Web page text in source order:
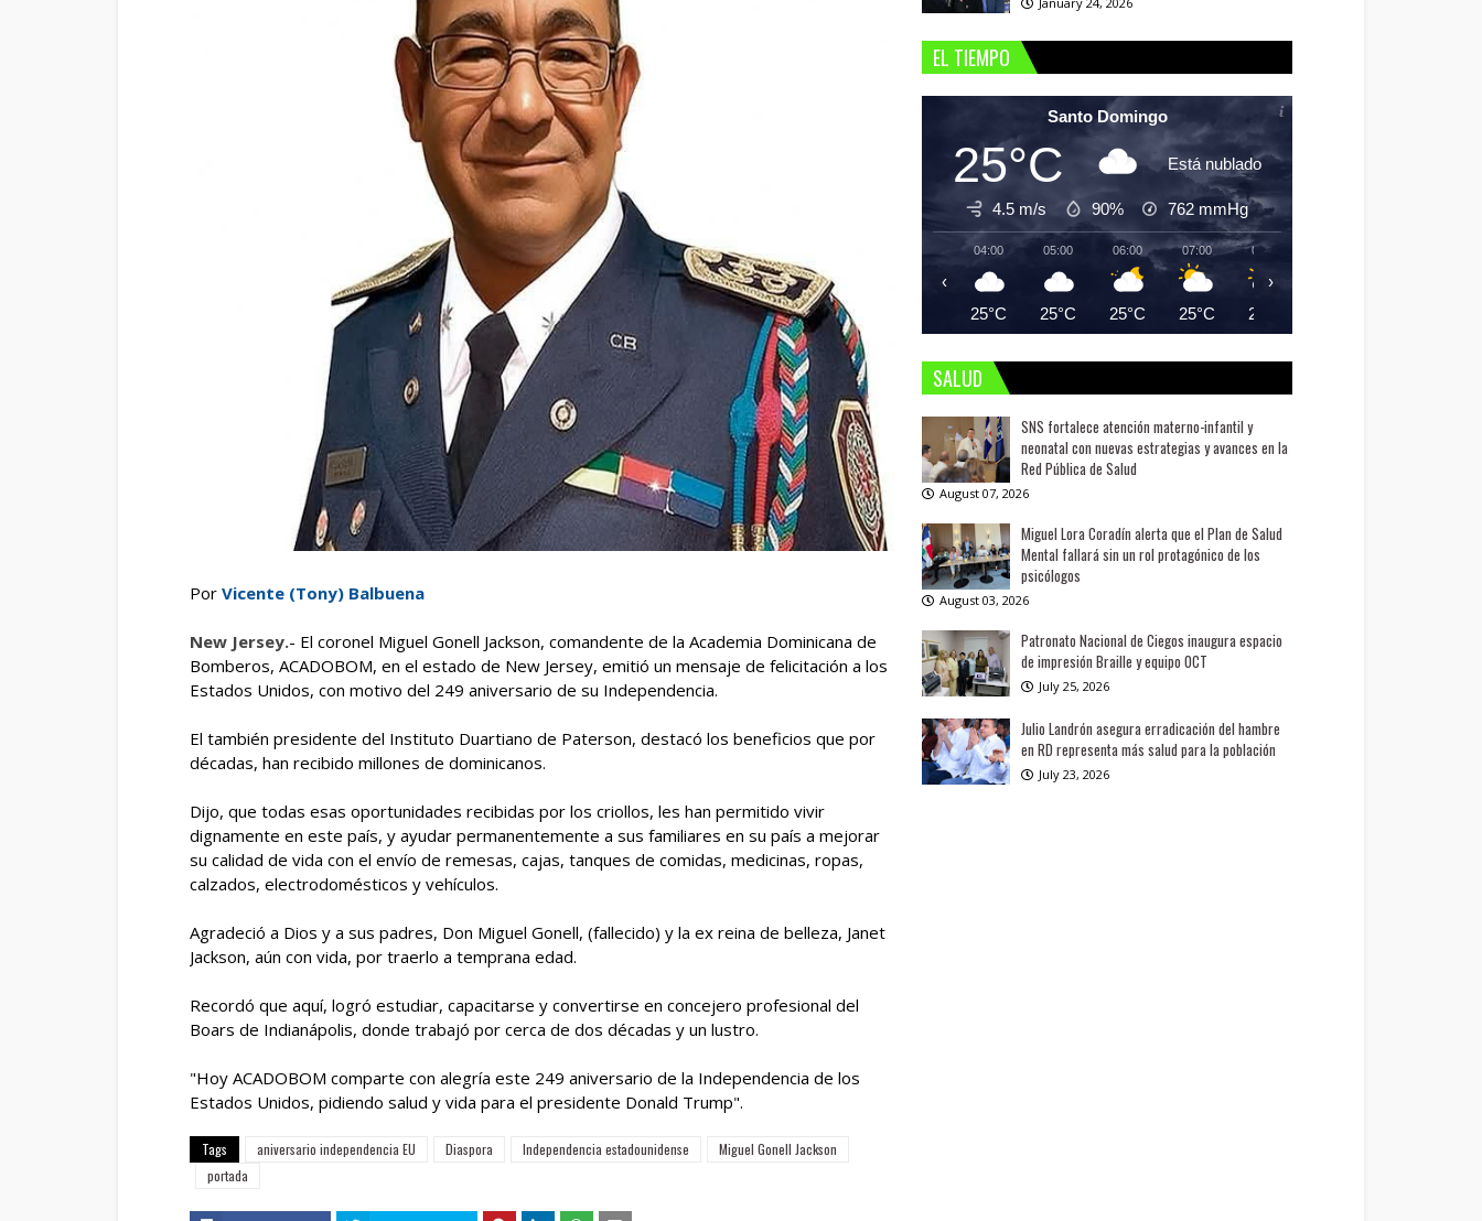
Por Vicente (Tony) Balbuena
New Jersey.- El coronel Miguel Gonell Jackson, comandente de la Academia Dominicana de
Bomberos, ACADOBOM, en el estado de New Jersey, emitió un mensaje de felicitación a los
Estados Unidos, con motivo del 249 aniversario de su Independencia.
El también presidente del Instituto Duartiano de Paterson, destacó los beneficios que por
décadas, han recibido millones de dominicanos.
Dijo, que todas esas oportunidades recibidas por los criollos, les han permitido vivir
dignamente en este país, y ayudar permanentemente a sus familiares en su país a mejorar
su calidad de vida con el envío de remesas, cajas, tanques de comidas, medicinas, ropas,
calzados, electrodomésticos y vehículos.
Agradeció a Dios y a sus padres, Don Miguel Gonell, (fallecido) y la ex reina de belleza, Janet
Jackson, aún con vida, por traerlo a temprana edad.
Recordó que aquí, logró estudiar, capacitarse y convertirse en concejero profesional del
Boars de Indianápolis, donde trabajó por cerca de dos décadas y un lustro.
"Hoy ACADOBOM comparte con alegría este 249 aniversario de la Independencia de los
Estados Unidos, pidiendo salud y vida para el presidente Donald Trump".
Tags aniversario independencia EU Diaspora Independencia estadounidense
Miguel Gonell Jackson
portada
EL TIEMPO
Santo Domingo
25°C Está nublado
4.5 m/s 90% 762 mmHg
04:00
25°C
05:00
25°C
06:00
25°C
07:00
25°C
08:00
26°C
‹ ›
SALUD
SNS fortalece atención materno-infantil y
neonatal con nuevas estrategias y avances en la
Red Pública de Salud
August 07, 2026
Miguel Lora Coradín alerta que el Plan de Salud
Mental fallará sin un rol protagónico de los
psicólogos
August 03, 2026
Patronato Nacional de Ciegos inaugura espacio
de impresión Braille y equipo OCT
July 25, 2026
Julio Landrón asegura erradicación del hambre
en RD representa más salud para la población
July 23, 2026